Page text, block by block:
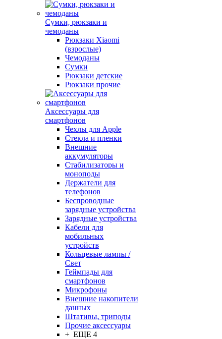
Сумки, рюкзаки и
чемоданы
Рюкзаки Xiaomi
(взрослые)
Чемоданы
Сумки
Рюкзаки детские
Рюкзаки прочие
Аксессуары для
смартфонов
Чехлы для Apple
Стекла и пленки
Внешние
аккумуляторы
Стабилизаторы и
моноподы
Держатели для
телефонов
Беспроводные
зарядные устройства
Зарядные устройства
Кабели для
мобильных
устройств
Кольцевые лампы /
Свет
Геймпады для
смартфонов
Микрофоны
Внешние накопители
данных
Штативы, триподы
Прочие аксессуары
+ ЕЩЕ 4